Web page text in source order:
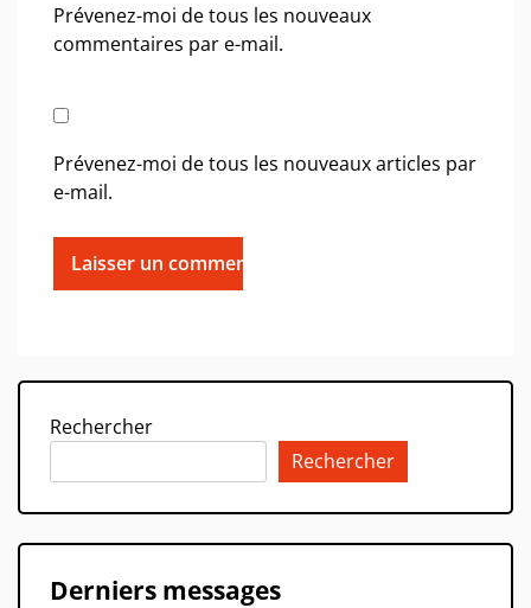
Prévenez-moi de tous les nouveaux
commentaires par e-mail.
Prévenez-moi de tous les nouveaux articles par
e-mail.
Rechercher
Rechercher
Derniers messages